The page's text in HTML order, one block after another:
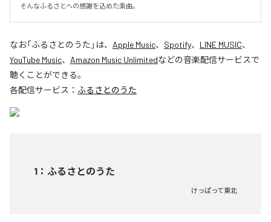
そんなふるさとへの感謝を込めた楽曲。
なお「ふるさとのうた 」は、 Apple Music、 Spotify、 LINE MUSIC、
YouTube Music、 Amazon Music Unlimitedなどの音楽配信サービスで
聴くことができる。
各配信サービス： ふるさとのうた
1 ： ふるさとのうた
けっぱって東北